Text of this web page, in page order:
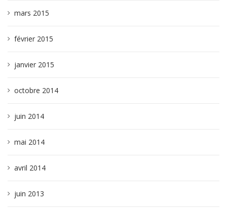
mars 2015
février 2015
janvier 2015
octobre 2014
juin 2014
mai 2014
avril 2014
juin 2013